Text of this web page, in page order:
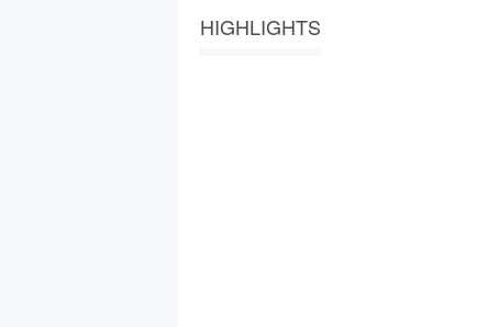
HIGHLIGHTS